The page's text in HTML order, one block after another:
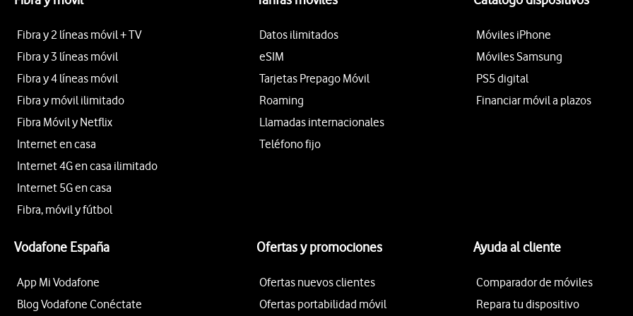
Fibra y 2 líneas móvil + TV
Fibra y 3 líneas móvil
Fibra y 4 líneas móvil
Fibra y móvil ilimitado
Fibra Móvil y Netflix
Internet en casa
Internet 4G en casa ilimitado
Internet 5G en casa
Fibra, móvil y fútbol
Datos ilimitados
eSIM
Tarjetas Prepago Móvil
Roaming
Llamadas internacionales
Teléfono fijo
Móviles iPhone
Móviles Samsung
PS5 digital
Financiar móvil a plazos
Vodafone España
App Mi Vodafone
Blog Vodafone Conéctate
Ofertas y promociones
Ofertas nuevos clientes
Ofertas portabilidad móvil
Ayuda al cliente
Comparador de móviles
Repara tu dispositivo